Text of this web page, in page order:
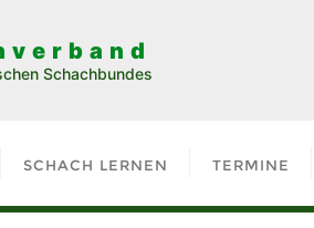
Schachbundes
SCHACH LERNEN TERMINE